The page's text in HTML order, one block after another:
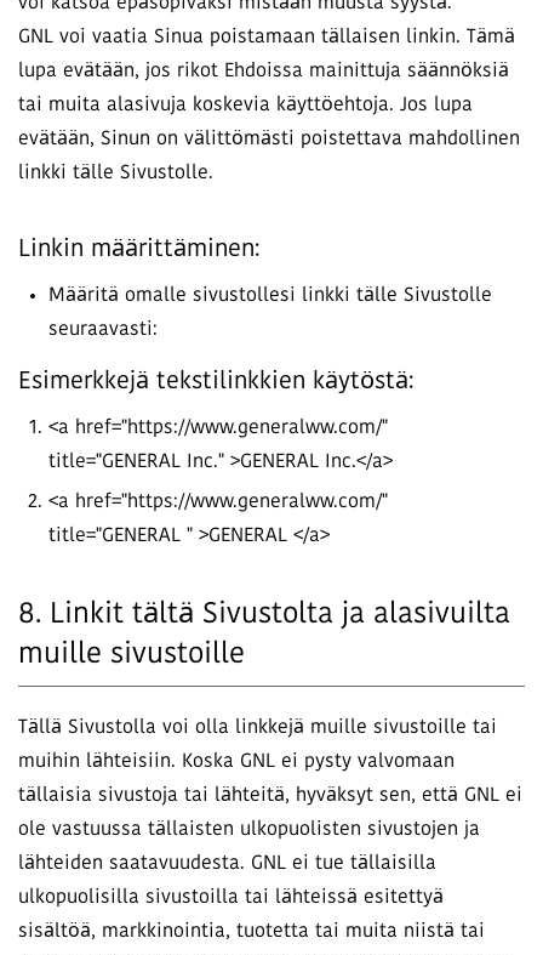
GNL voi vaatia Sinua poistamaan tällaisen linkin. Tämä
lupa evätään, jos rikot Ehdoissa mainittuja säännöksiä
tai muita alasivuja koskevia käyttöehtoja. Jos lupa
evätään, Sinun on välittömästi poistettava mahdollinen
linkki tälle Sivustolle.
Linkin määrittäminen:
Määritä omalle sivustollesi linkki tälle Sivustolle
seuraavasti:
Esimerkkejä tekstilinkkien käytöstä:
<a href="https://www.generalww.com/"
title="GENERAL Inc." >GENERAL Inc.</a>
<a href="https://www.generalww.com/"
title="GENERAL " >GENERAL </a>
8. Linkit tältä Sivustolta ja alasivuilta
muille sivustoille
Tällä Sivustolla voi olla linkkejä muille sivustoille tai
muihin lähteisiin. Koska GNL ei pysty valvomaan
tällaisia sivustoja tai lähteitä, hyväksyt sen, että GNL ei
ole vastuussa tällaisten ulkopuolisten sivustojen ja
lähteiden saatavuudesta. GNL ei tue tällaisilla
ulkopuolisilla sivustoilla tai lähteissä esitettyä
sisältöä, markkinointia, tuotetta tai muita niistä tai